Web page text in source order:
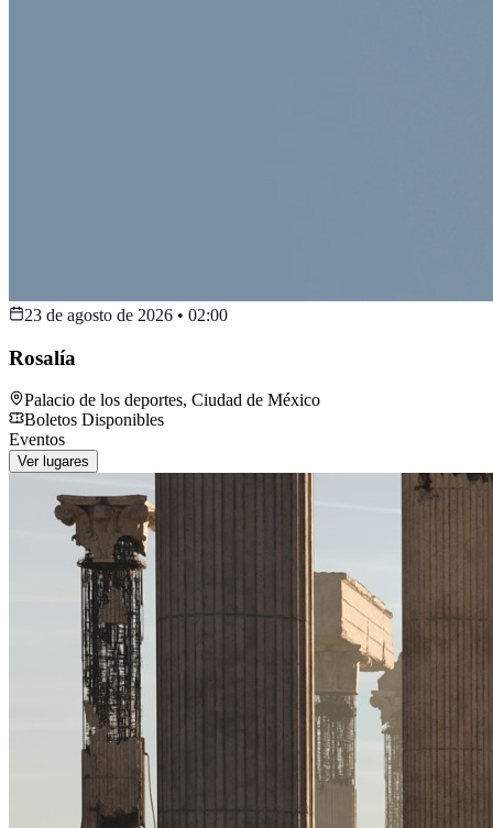
23 de agosto de 2026 • 02:00
Rosalía
Palacio de los deportes, Ciudad de México
Boletos Disponibles
Eventos
Ver lugares